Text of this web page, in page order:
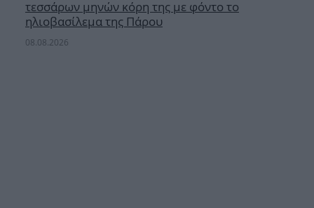
τεσσάρων μηνών κόρη της με φόντο το
ηλιοβασίλεμα της Πάρου
08.08.2026